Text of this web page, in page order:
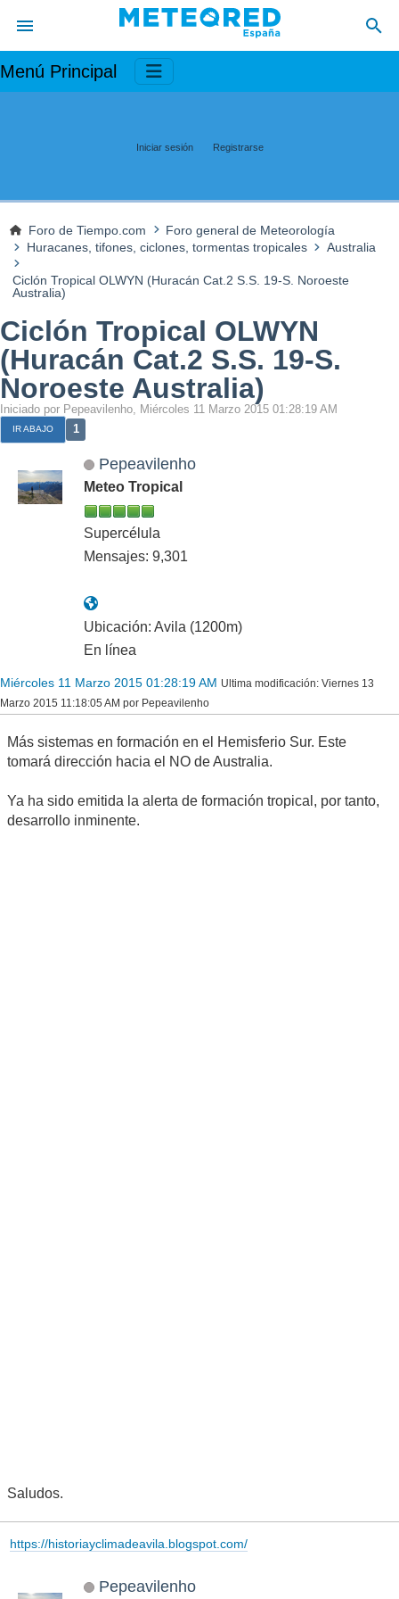
Menú Principal
Iniciar sesión Registrarse
Foro de Tiempo.com
Foro general de Meteorología
Huracanes, tifones, ciclones, tormentas tropicales
Australia
Ciclón Tropical OLWYN (Huracán Cat.2 S.S. 19-S. Noroeste
Australia)
Ciclón Tropical OLWYN
(Huracán Cat.2 S.S. 19-S.
Noroeste Australia)
Iniciado por Pepeavilenho, Miércoles 11 Marzo 2015 01:28:19 AM
IR ABAJO 1
Pepeavilenho
Meteo Tropical
Supercélula
Mensajes: 9,301
Ubicación: Avila (1200m)
En línea
Miércoles 11 Marzo 2015 01:28:19 AM Ultima modificación: Viernes 13
Marzo 2015 11:18:05 AM por Pepeavilenho
Más sistemas en formación en el Hemisferio Sur. Este
tomará dirección hacia el NO de Australia.
Ya ha sido emitida la alerta de formación tropical, por tanto,
desarrollo inminente.
Saludos.
https://historiayclimadeavila.blogspot.com/
Pepeavilenho